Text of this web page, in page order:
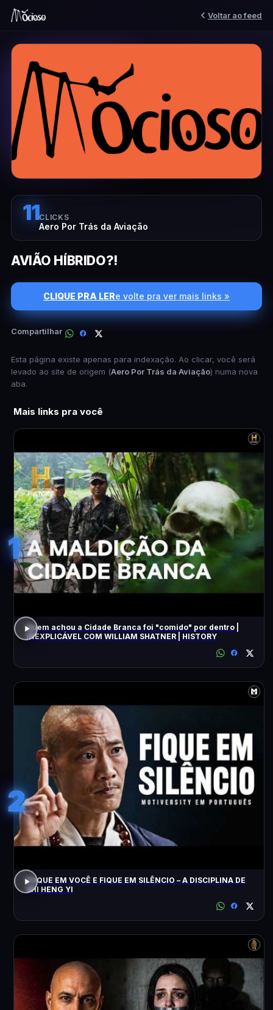
Voltar ao feed
11CLICKS
Aero Por Trás da Aviação
AVIÃO HÍBRIDO?!
CLIQUE PRA LERe volte pra ver mais links »
Compartilhar
Esta página existe apenas para indexação. Ao clicar, você será
levado ao site de origem (Aero Por Trás da Aviação) numa nova
aba.
Mais links pra você
1
Quem achou a Cidade Branca foi "comido" por dentro |
INEXPLICÁVEL COM WILLIAM SHATNER | HISTORY
2
FOQUE EM VOCÊ E FIQUE EM SILÊNCIO – A DISCIPLINA DE
SHI HENG YI